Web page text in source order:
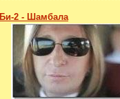
Би-2 - Шамбала